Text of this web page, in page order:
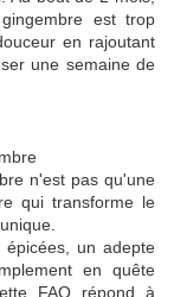
est trop
en rajoutant
une semaine de
n'est pas qu'une
qui transforme le
un adepte
en quête
FAQ répond à